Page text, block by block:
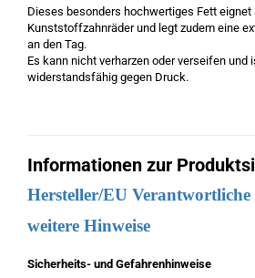
Dieses besonders hochwertiges Fett
Kunststoffzahnräder und legt zudem eine
an den Tag.
Es kann nicht verharzen oder verseifen und
widerstandsfähig gegen Druck.
Informationen zur
Hersteller/EU Verantwortliche
weitere Hinweise
Sicherheits- und Gefahrenhinweise